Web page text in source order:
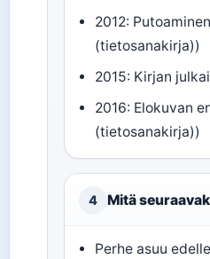
2012:
(tietosanakirja))
2015: Kirjan
2016: Elokuvan
(tietosanakirja))
4 Mitä
Perhe asuu